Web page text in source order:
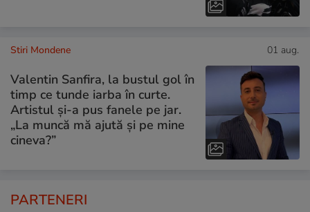
Stiri Mondene 01 aug.
Valentin Sanfira, la bustul gol în
timp ce tunde iarba în curte.
Artistul și-a pus fanele pe jar.
„La muncă mă ajută și pe mine
cineva?”
PARTENERI